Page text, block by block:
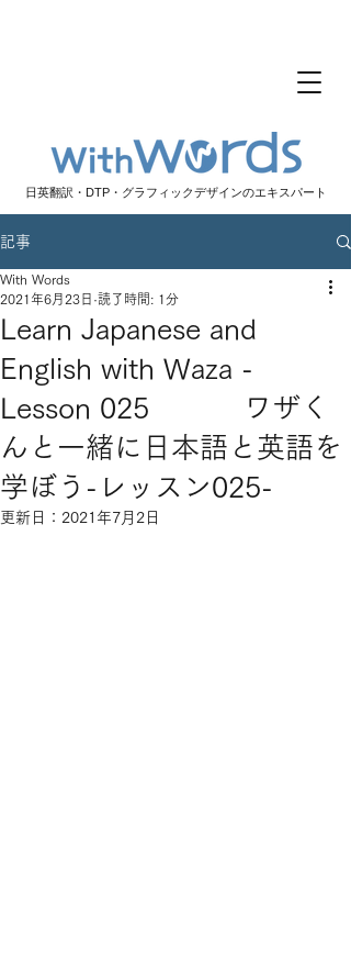
日英翻訳・DTP・グラフィックデザインのエキスパート
記事
Learn Japanese and
English with Waza -
Lesson 025 ワザく
んと一緒に日本語と英語を
学ぼう-レッスン025-
With Words
2021年6月23日 読了時間: 1分
更新日： 2021年7月2日